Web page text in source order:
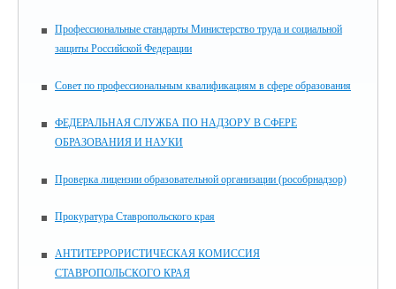
Профессиональные стандарты Министерство труда и социальной
защиты Российской Федерации
Совет по профессиональным квалификациям в сфере образования
ФЕДЕРАЛЬНАЯ СЛУЖБА ПО НАДЗОРУ В СФЕРЕ
ОБРАЗОВАНИЯ И НАУКИ
Проверка лицензии образовательной организации (рособрнадзор)
Прокуратура Ставропольского края
АНТИТЕРРОРИСТИЧЕСКАЯ КОМИССИЯ
СТАВРОПОЛЬСКОГО КРАЯ